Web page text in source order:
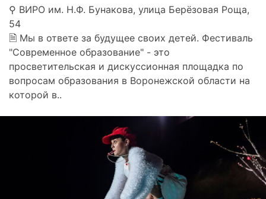
⚲ ВИРО им. Н.Ф. Бунакова, улица Берёзовая Роща,
54
🗎 Мы в ответе за будущее своих детей. Фестиваль
"Современное образование" - это
просветительская и дискуссионная площадка по
вопросам образования в Воронежской области на
которой в..